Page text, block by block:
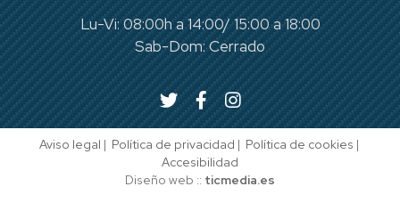
Lu-Vi: 08:00h a 14:00/ 15:00 a 18:00
Sab-Dom: Cerrado
Aviso legal | Política de privacidad | Política de cookies |
Accesibilidad
Diseño web :: ticmedia.es